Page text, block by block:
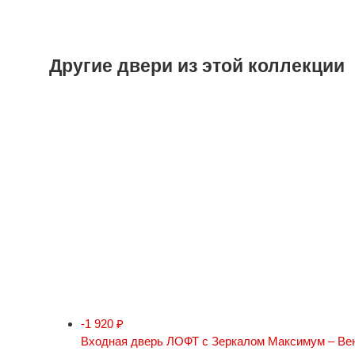
Другие двери из этой коллекции
-1 920 ₽
Входная дверь ЛОФТ с Зеркалом Максимум –